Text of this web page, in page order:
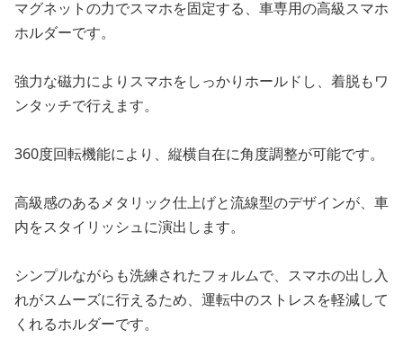
マグネットの力でスマホを固定する、車専用の高級スマホ
ホルダーです。
強力な磁力によりスマホをしっかりホールドし、着脱もワ
ンタッチで行えます。
360度回転機能により、縦横自在に角度調整が可能です。
高級感のあるメタリック仕上げと流線型のデザインが、車
内をスタイリッシュに演出します。
シンプルながらも洗練されたフォルムで、スマホの出し入
れがスムーズに行えるため、運転中のストレスを軽減して
くれるホルダーです。